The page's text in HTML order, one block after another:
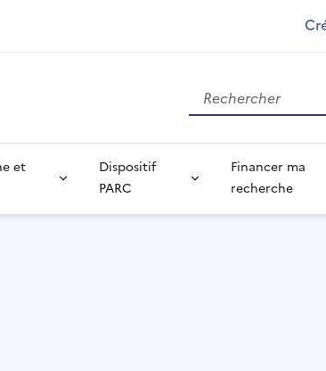
et
Dispositif
PARC
Financer ma
recherche